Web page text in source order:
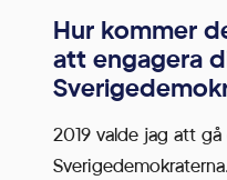
Hur kommer
att engagera
2019 valde jag att
funktionalitet
att försvinna
från